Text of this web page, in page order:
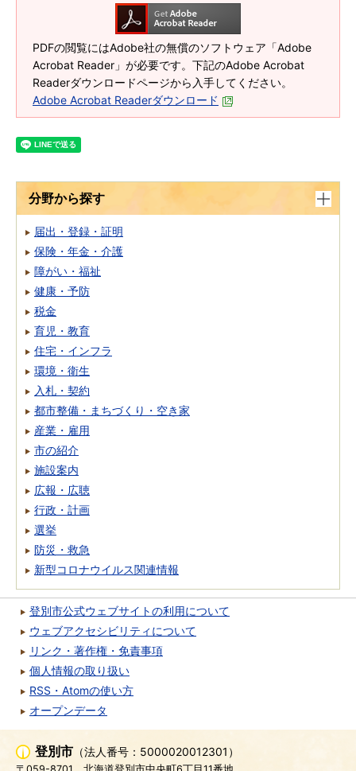
PDFの閲覧にはAdobe社の無償のソフトウェア「Adobe
Acrobat Reader」が必要です。下記のAdobe Acrobat
Readerダウンロードページから入手してください。
Adobe Acrobat Readerダウンロード
分野から探す
届出・登録・証明
保険・年金・介護
障がい・福祉
健康・予防
税金
育児・教育
住宅・インフラ
環境・衛生
入札・契約
都市整備・まちづくり・空き家
産業・雇用
市の紹介
施設案内
広報・広聴
行政・計画
選挙
防災・救急
新型コロナウイルス関連情報
登別市公式ウェブサイトの利用について
ウェブアクセシビリティについて
リンク・著作権・免責事項
個人情報の取り扱い
RSS・Atomの使い方
オープンデータ
登別市 （法人番号：5000020012301）